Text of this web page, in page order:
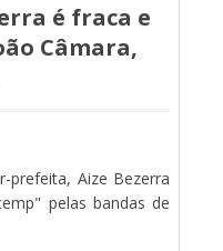
é fraca e
Câmara,
prefeita, Aize Bezerra
pelas bandas de